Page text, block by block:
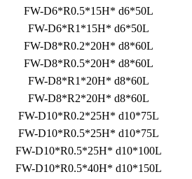
FW-D6*R0.5*15H* d6*50L
FW-D6*R1*15H* d6*50L
FW-D8*R0.2*20H* d8*60L
FW-D8*R0.5*20H* d8*60L
FW-D8*R1*20H* d8*60L
FW-D8*R2*20H* d8*60L
FW-D10*R0.2*25H* d10*75L
FW-D10*R0.5*25H* d10*75L
FW-D10*R0.5*25H* d10*100L
FW-D10*R0.5*40H* d10*150L